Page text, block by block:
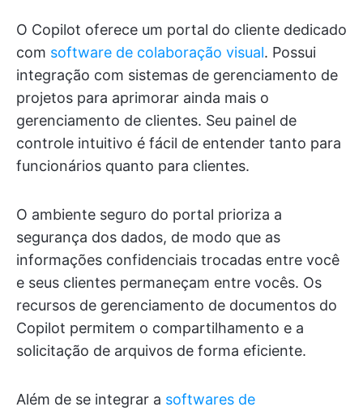
O Copilot oferece um portal do cliente dedicado
com software de colaboração visual. Possui
integração com sistemas de gerenciamento de
projetos para aprimorar ainda mais o
gerenciamento de clientes. Seu painel de
controle intuitivo é fácil de entender tanto para
funcionários quanto para clientes.
O ambiente seguro do portal prioriza a
segurança dos dados, de modo que as
informações confidenciais trocadas entre você
e seus clientes permaneçam entre vocês. Os
recursos de gerenciamento de documentos do
Copilot permitem o compartilhamento e a
solicitação de arquivos de forma eficiente.
Além de se integrar a softwares de